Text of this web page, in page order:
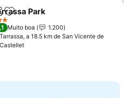
Adicionar aos favoritos
Park
Muito boa
1.200
Tarrassa, a 18.5 km de San Vicente de
Castellet